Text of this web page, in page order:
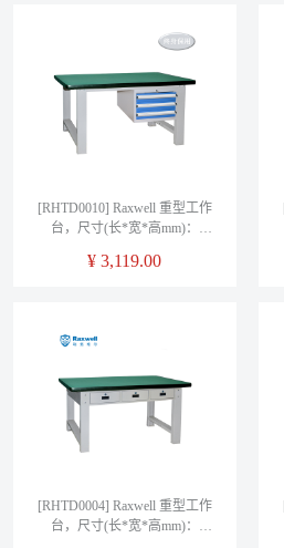
[RHTD0010] Raxwell 重型工作
台，尺寸(长*宽*高mm)：
吊抽
¥3,119.00
[RHTD0004] Raxwell 重型工作
台，尺寸(长*宽*高mm)：